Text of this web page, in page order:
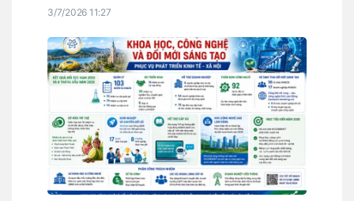
3/7/2026 11:27